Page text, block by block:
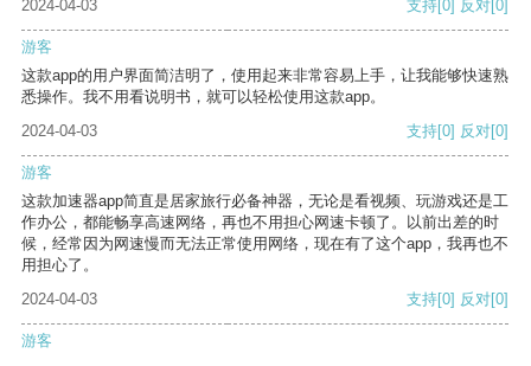
2024-04-03 支持[0] 反对[0]
游客
这款app的用户界面简洁明了，使用起来非常容易上手，让我能够快速熟
悉操作。我不用看说明书，就可以轻松使用这款app。
2024-04-03
支持[0] 反对[0]
游客
这款加速器app简直是居家旅行必备神器，无论是看视频、玩游戏还是工
作办公，都能畅享高速网络，再也不用担心网速卡顿了。以前出差的时
候，经常因为网速慢而无法正常使用网络，现在有了这个app，我再也不
用担心了。
2024-04-03
支持[0] 反对[0]
游客